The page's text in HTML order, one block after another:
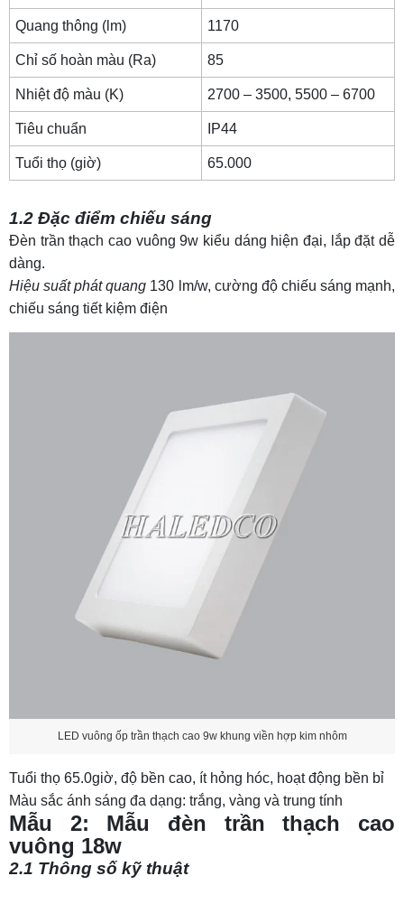
4.1 Thông số kỹ thuật
4.2 Đặc điểm chiếu sáng
Mẫu 5: Đèn trần thạch cao vuông kiểu dáng
5.1 Thông số kỹ thuật
5.2 Đặc điểm chiếu sáng
6.1 Thông số kỹ thuật
6.2 Đặc điểm chiếu sáng
Mẫu 7: Mẫu đèn trần thạch cao vuông siêu
mỏng 9w
Mẫu 8: Đèn LED vuông ốp trần 400x400
8.1 Thông số kỹ thuật
8.2 Đặc điểm chiếu sáng
Mẫu 9: Đèn LED vuông ốp trần - LED panel
9.1 Thông số kỹ thuật
9.2 Đặc điểm chiếu sáng
Mẫu 10: Đèn vuông ốp trần thạch cao 300x300
11. Bảng báo giá đèn trần thạch cao đầy đủ chi
11.1 Giá gốc
11.2 Giá chiết khấu
12. Ưu điểm của đèn vuông ốp trần thạch cao
13. Lưu ý khi lắp đèn trần thạch cao vuông
Quang thông (lm) 1170
Chỉ số hoàn màu (Ra) 85
Nhiệt độ màu (K) 2700 – 3500, 5500 – 6700
Tiêu chuẩn IP44
Tuổi thọ (giờ) 65.000
1.2 Đặc điểm chiếu sáng
Đèn trần thạch cao vuông 9w kiểu dáng hiện đại, lắp đặt dễ
dàng.
Hiệu suất phát quang 130 lm/w, cường độ chiếu sáng mạnh,
chiếu sáng tiết kiệm điện
LED vuông ốp trần thạch cao 9w khung viền hợp kim nhôm
Tuổi thọ 65.0giờ, độ bền cao, ít hỏng hóc, hoạt động bền bỉ
Màu sắc ánh sáng đa dạng: trắng, vàng và trung tính
Mẫu 2: Mẫu đèn trần thạch cao
vuông 18w
2.1 Thông số kỹ thuật